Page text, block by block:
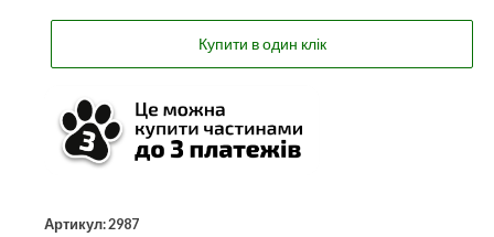
Купити в один клік
Артикул:2987